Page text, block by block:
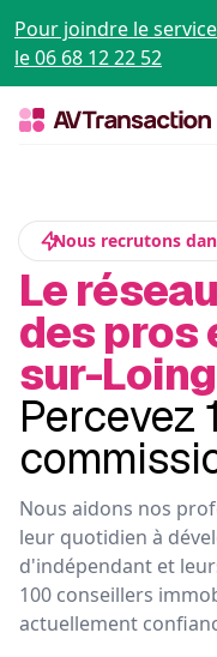
Pour joindre le
le 06 68 12 22 52
Nous recrutons
Le
des pros
sur-Loing
Percevez
Nous aidons nos
leur quotidien à
d'indépendant et
100 conseillers
actuellement